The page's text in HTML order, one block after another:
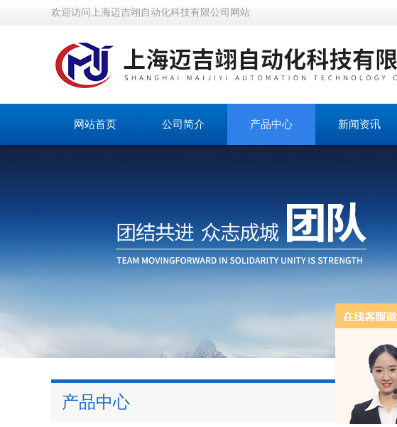
欢迎访问上海迈吉翊自动化科技有限公司网站
网站首页 公司简介 产品中心 新闻资讯
产品中心